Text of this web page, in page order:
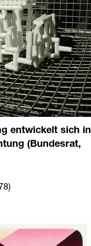
entwickelt sich in
(Bundesrat,